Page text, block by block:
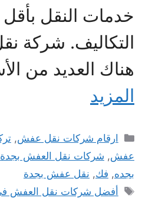
خدمات النقل بأقل
التكاليف. شركة
هناك العديد من
المزيد
التصنيفات
ارقام شركات نقل عفش,
عفش, شركات نقل العفش بجدة
بجده, فك, نقل عفش بجدة
الوسوم
أفضل شركات نقل العفش